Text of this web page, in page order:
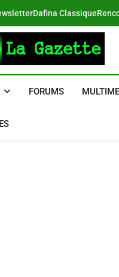
Dafina Classique
FORUMS